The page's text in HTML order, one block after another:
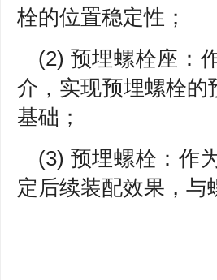
栓的位置稳定性；
(2) 预埋螺栓座：
介，实现预埋螺栓的
基础；
(3) 预埋螺栓：作
定后续装配效果，与